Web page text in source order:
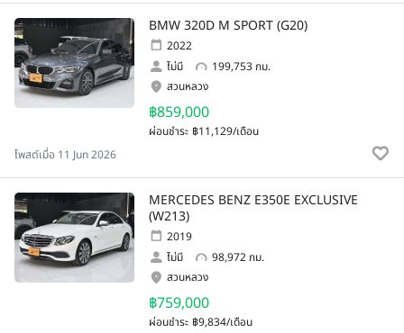
BMW 320D M SPORT (G20)
2022
ไม่มี
199,753 กม.
฿859,000
ผ่อนชำระ ฿11,129/เดือน
สวนหลวง
โพสต์เมื่อ 11 Jun 2026
MERCEDES BENZ E350E EXCLUSIVE
(W213)
2019
ไม่มี
98,972 กม.
฿759,000
ผ่อนชำระ ฿9,834/เดือน
สวนหลวง